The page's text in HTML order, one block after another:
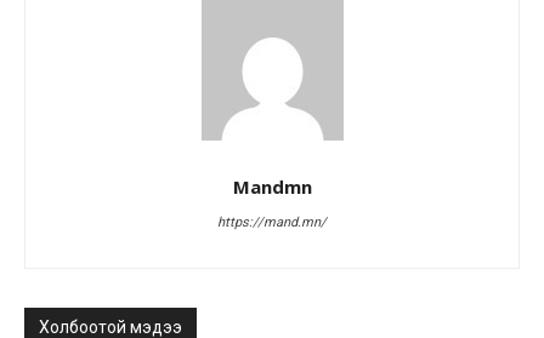
Mandmn
https://mand.mn/
Холбоотой мэдээ